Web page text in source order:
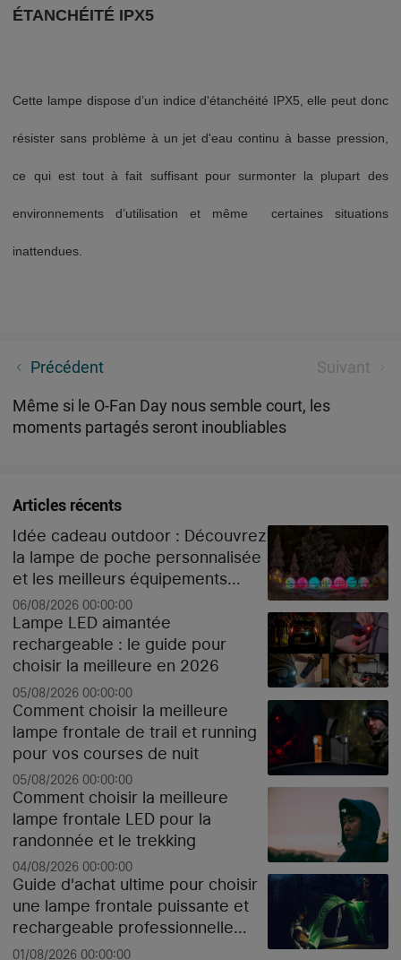
ÉTANCHÉITÉ IPX5
Cette lampe dispose d’un indice d'étanchéité IPX5, elle peut donc
résister sans problème à un jet d'eau continu à basse pression,
ce qui est tout à fait suffisant pour surmonter la plupart des
environnements d’utilisation et même certaines situations
inattendues.
Précédent Suivant
Lampes torches - Tout ce que vous devez savoir !
Même si le O-Fan Day nous semble court, les
moments partagés seront inoubliables
Articles récents
Idée cadeau outdoor : Découvrez
la lampe de poche personnalisée
et les meilleurs équipements
high-tech pour Noël
06/08/2026 00:00:00
Lampe LED aimantée
rechargeable : le guide pour
choisir la meilleure en 2026
05/08/2026 00:00:00
Comment choisir la meilleure
lampe frontale de trail et running
pour vos courses de nuit
05/08/2026 00:00:00
Comment choisir la meilleure
lampe frontale LED pour la
randonnée et le trekking
04/08/2026 00:00:00
Guide d'achat ultime pour choisir
une lampe frontale puissante et
rechargeable professionnelle
pour le chantier ou le sport selon
01/08/2026 00:00:00